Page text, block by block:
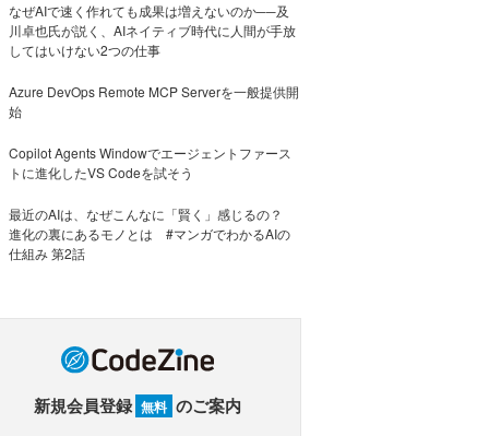
なぜAIで速く作れても成果は増えないのか──及
川卓也氏が説く、AIネイティブ時代に人間が手放
してはいけない2つの仕事
Azure DevOps Remote MCP Serverを一般提供開
始
Copilot Agents Windowでエージェントファース
トに進化したVS Codeを試そう
最近のAIは、なぜこんなに「賢く」感じるの？
進化の裏にあるモノとは #マンガでわかるAIの
仕組み 第2話
新規会員登録 無料 のご案内